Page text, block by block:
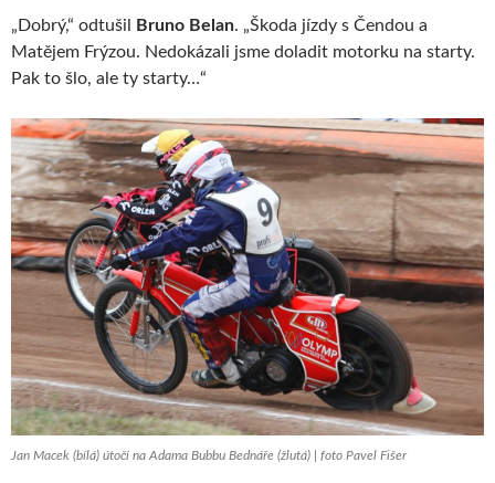
„Dobrý,“ odtušil Bruno Belan. „Škoda jízdy s Čendou a
Matějem Frýzou. Nedokázali jsme doladit motorku na starty.
Pak to šlo, ale ty starty…“
Jan Macek (bílá) útočí na Adama Bubbu Bednáře (žlutá) | foto Pavel Fišer